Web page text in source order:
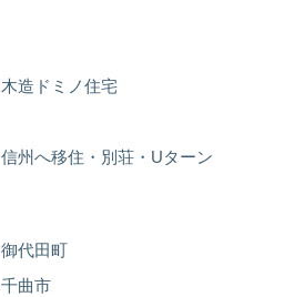
木造ドミノ住宅
信州へ移住・別荘・Uターン
御代田町
千曲市